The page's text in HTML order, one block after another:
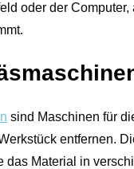
oder der
sind Maschinen für
entfernen.
das Material in